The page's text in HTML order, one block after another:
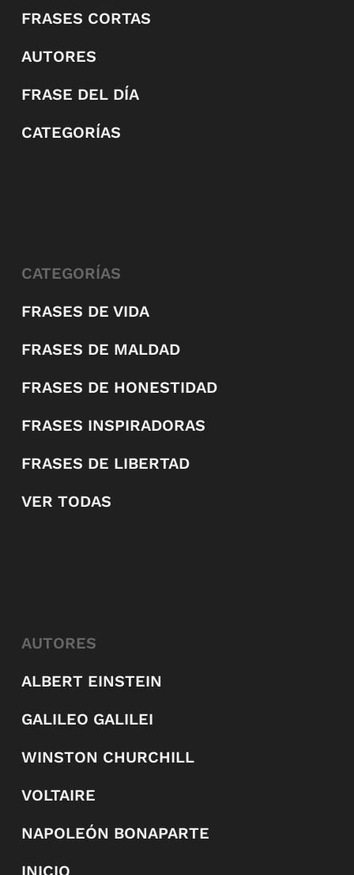
FRASES CORTAS
AUTORES
FRASE DEL DÍA
CATEGORÍAS
CATEGORÍAS
FRASES DE VIDA
FRASES DE MALDAD
FRASES DE HONESTIDAD
FRASES INSPIRADORAS
FRASES DE LIBERTAD
VER TODAS
AUTORES
ALBERT EINSTEIN
GALILEO GALILEI
WINSTON CHURCHILL
VOLTAIRE
NAPOLEÓN BONAPARTE